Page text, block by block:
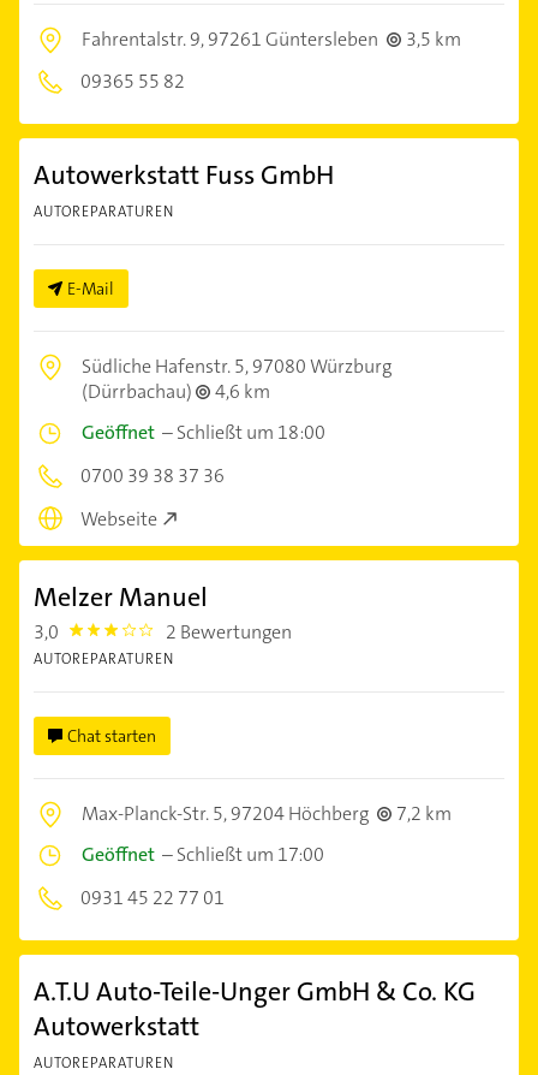
Fahrentalstr. 9,97261 Güntersleben
3,5 km
09365 55 82
Autowerkstatt Fuss GmbH
AUTOREPARATUREN
E-Mail
Südliche Hafenstr. 5,97080 Würzburg
(Dürrbachau)
4,6 km
Geöffnet –Schließt um 18:00
0700 39 38 37 36
Webseite
Melzer Manuel
3,0 3.0 2 Bewertungen
AUTOREPARATUREN
Chat starten
Max-Planck-Str. 5,97204 Höchberg
7,2 km
Geöffnet –Schließt um 17:00
0931 45 22 77 01
A.T.U Auto-Teile-Unger GmbH & Co. KG
Autowerkstatt
AUTOREPARATUREN